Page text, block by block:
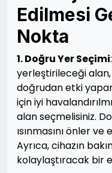
Edilmesi
Nokta
1. Doğru Yer Seçimi
yerleştirileceği
doğrudan etki
için iyi
alan seçmelisiniz.
ısınmasını önler
Ayrıca, cihazın
kolaylaştıracak bir